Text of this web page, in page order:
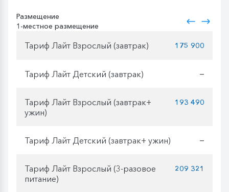
Размещение
1-местное размещение
Тариф Лайт Взрослый (завтрак) 175 900
Тариф Лайт Детский (завтрак) —
Тариф Лайт Взрослый (завтрак+
ужин)
193 490
Тариф Лайт Детский (завтрак+ ужин) —
Тариф Лайт Взрослый (3-разовое
питание)
209 321